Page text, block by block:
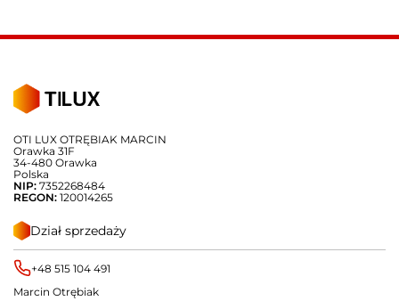
OTI LUX OTRĘBIAK MARCIN
Orawka 31F
34-480 Orawka
Polska
NIP: 7352268484
REGON: 120014265
Dział sprzedaży
+48 515 104 491
Marcin Otrębiak